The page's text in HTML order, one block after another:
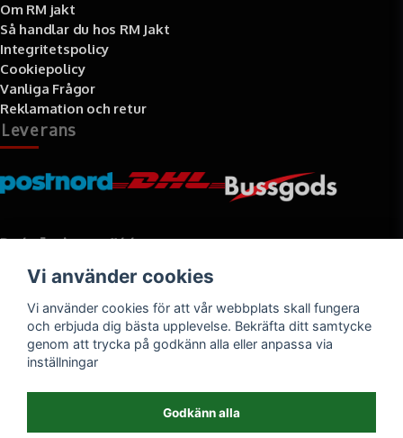
Om RM jakt
Så handlar du hos RM Jakt
Integritetspolicy
Cookiepolicy
Vanliga Frågor
Reklamation och retur
Leverans
Betalningssätt
Vi använder cookies
Vi använder cookies för att vår webbplats skall fungera
och erbjuda dig bästa upplevelse. Bekräfta ditt samtycke
genom att trycka på godkänn alla eller anpassa via
inställningar
Godkänn alla